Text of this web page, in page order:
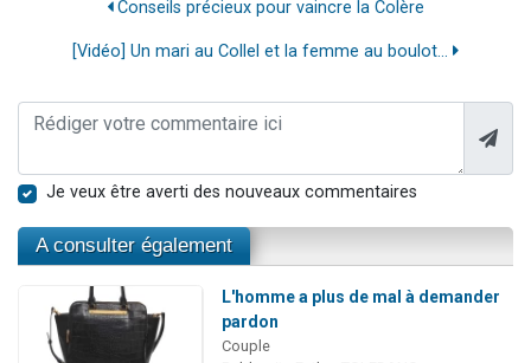
Conseils précieux pour vaincre la Colère
[Vidéo] Un mari au Collel et la femme au boulot...
Je veux être averti des nouveaux commentaires
A consulter également
L'homme a plus de mal à demander
pardon
Couple